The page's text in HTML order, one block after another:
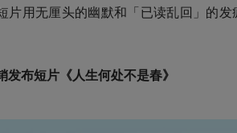
片用无厘头的幽默和「已读乱回」的
发布短片《人生何处不是春》